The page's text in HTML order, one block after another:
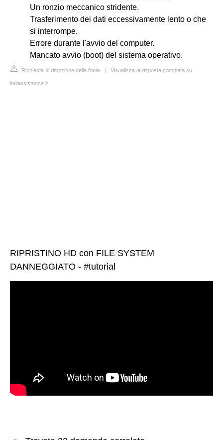
Un ronzio meccanico stridente.
Trasferimento dei dati eccessivamente lento o che
si interrompe.
Errore durante l'avvio del computer.
Mancato avvio (boot) del sistema operativo.
Richiesta di rimozione della fonte | Visualizza la risposta completa su
italiassistance.it
RIPRISTINO HD con FILE SYSTEM
DANNEGGIATO - #tutorial